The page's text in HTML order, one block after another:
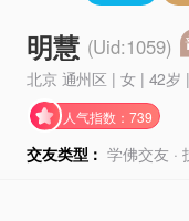
明慧 (Uid:1059)
北京 通州区 | 女 | 42
人气指数：739
交友类型： 学佛交友 ·